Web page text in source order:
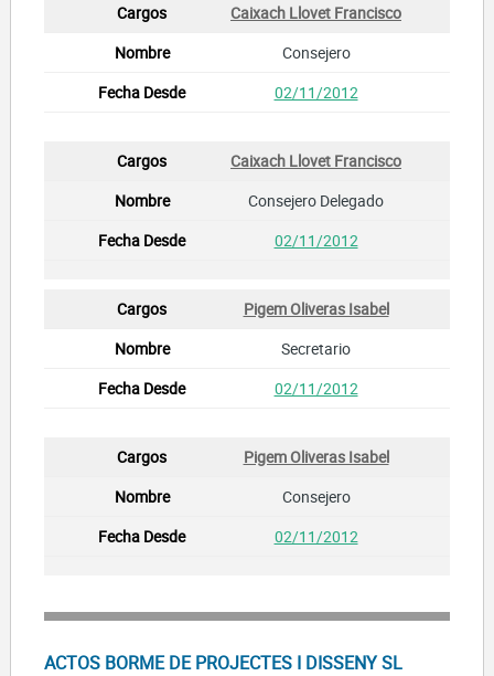
Caixach Llovet Francisco
Consejero
02/11/2012
Caixach Llovet Francisco
Consejero Delegado
02/11/2012
Pigem Oliveras Isabel
Secretario
02/11/2012
Pigem Oliveras Isabel
Consejero
02/11/2012
ACTOS BORME DE PROJECTES I DISSENY SL